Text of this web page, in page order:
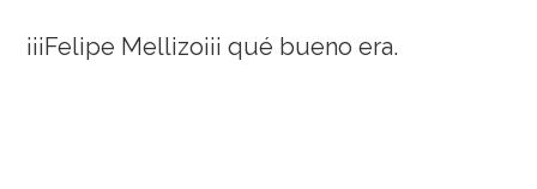
¡¡¡Felipe Mellizo¡¡¡ qué bueno era.